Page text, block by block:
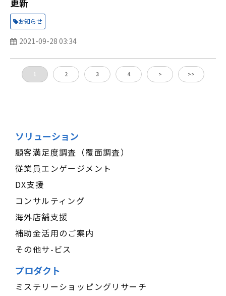
お知らせ
2021-09-28 03:34
1 2 3 4 > >>
ソリューション
顧客満足度調査（覆面調査）
従業員エンゲージメント
DX支援
コンサルティング
海外店舗支援
補助金活用のご案内
その他サ-ビス
プロダクト
ミステリーショッピングリサーチ